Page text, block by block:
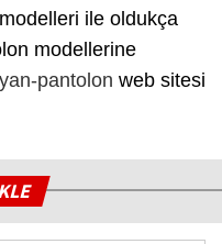
ile oldukça
modellerine
pantolon web sitesi